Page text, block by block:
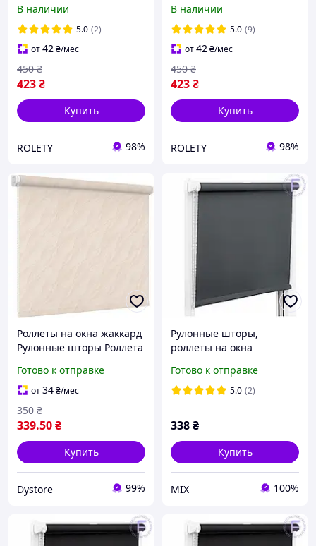
056 Айвори
В наличии
5.0 (2)
от42₴/мес
423₴
450 ₴
Купить
ROLETY 98%
053 Лате
В наличии
5.0 (9)
от42₴/мес
423₴
450 ₴
Купить
ROLETY 98%
Роллеты на окна жаккард
Рулонные шторы Роллета
Бежевый
Готово к отправке
от34₴/мес
339.50₴
350 ₴
Купить
Dystore 99%
Рулонные шторы,
роллеты на окна
Готово к отправке
5.0 (2)
338₴
Купить
МІХ 100%